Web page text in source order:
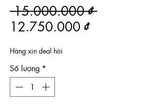
15.000.000 ₫ Giá thông
12.750.000 ₫Giá bán rẻ
Hàng xịn deal hời
Số lượng *